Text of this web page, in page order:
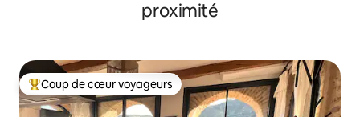
proximité
Coups de cœur voyageurs les plus appréciés
Coup de cœur voyageurs